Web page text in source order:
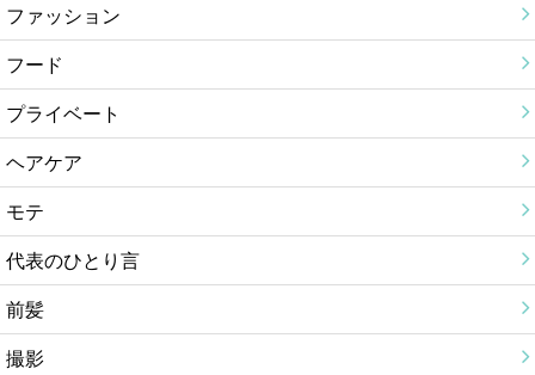
ファッション
フード
プライベート
ヘアケア
モテ
代表のひとり言
前髪
撮影